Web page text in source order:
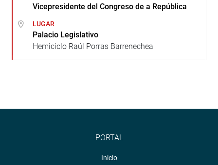
Vicepresidente del Congreso de a República
LUGAR
Palacio Legislativo
Hemiciclo Raúl Porras Barrenechea
PORTAL
Inicio